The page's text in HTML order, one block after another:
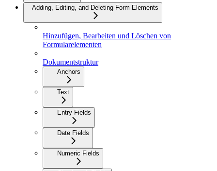
Adding, Editing, and Deleting Form Elements
Hinzufügen, Bearbeiten und Löschen von
Formularelementen
Dokumentstruktur
Anchors
Text
Entry Fields
Date Fields
Numeric Fields